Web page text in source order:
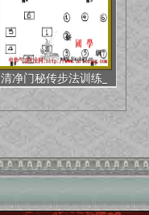
清净门秘传步法训练_